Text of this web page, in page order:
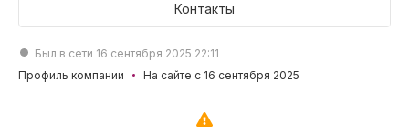
Контакты
Был в сети 16 сентября 2025 22:11
Профиль компании
На сайте с 16 сентября 2025